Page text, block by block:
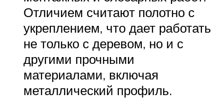
Отличием считают полотно с
укреплением, что дает работать
не только с деревом, но и с
другими прочными
материалами, включая
металлический профиль.